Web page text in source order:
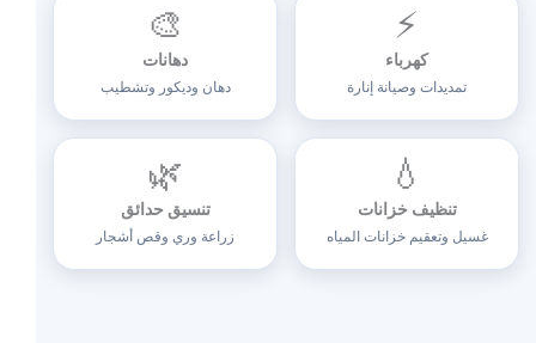
⚡
كهرباء
تمديدات وصيانة إنارة
🎨
دهانات
دهان وديكور وتشطيب
💧
تنظيف خزانات
غسيل وتعقيم خزانات المياه
🌿
تنسيق حدائق
زراعة وري وقص أشجار